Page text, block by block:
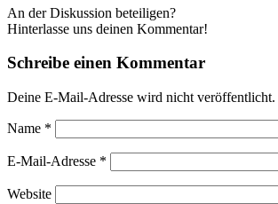
An der Diskussion beteiligen?
Hinterlasse uns deinen Kommentar!
Schreibe einen Kommentar
Deine E-Mail-Adresse wird nicht veröffentlicht.
Name *
E-Mail-Adresse *
Website